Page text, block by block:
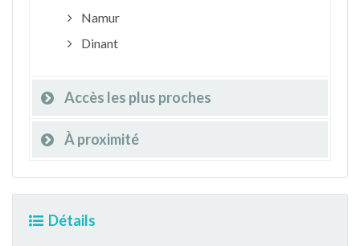
Namur
Dinant
Accès les plus proches
À proximité
Détails